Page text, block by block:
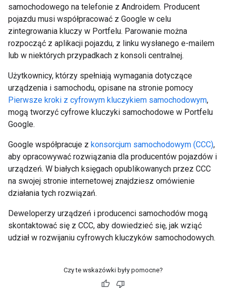
samochodowego na telefonie z Androidem. Producent
pojazdu musi współpracować z Google w celu
zintegrowania kluczy w Portfelu. Parowanie można
rozpocząć z aplikacji pojazdu, z linku wysłanego e-mailem
lub w niektórych przypadkach z konsoli centralnej.
Użytkownicy, którzy spełniają wymagania dotyczące
urządzenia i samochodu, opisane na stronie pomocy
Pierwsze kroki z cyfrowym kluczykiem samochodowym,
mogą tworzyć cyfrowe kluczyki samochodowe w Portfelu
Google.
Google współpracuje z konsorcjum samochodowym (CCC),
aby opracowywać rozwiązania dla producentów pojazdów i
urządzeń. W białych księgach opublikowanych przez CCC
na swojej stronie internetowej znajdziesz omówienie
działania tych rozwiązań.
Deweloperzy urządzeń i producenci samochodów mogą
skontaktować się z CCC, aby dowiedzieć się, jak wziąć
udział w rozwijaniu cyfrowych kluczyków samochodowych.
Czy te wskazówki były pomocne?